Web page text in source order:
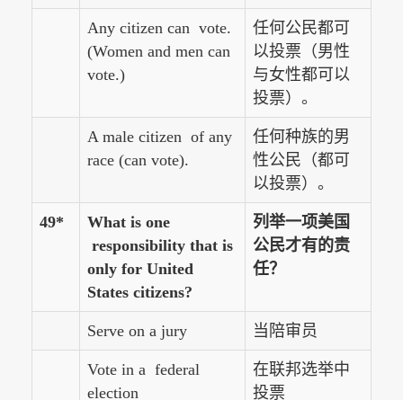
Any citizen can vote.
(Women and men can
vote.)
任何公民都可
以投票（男性
与女性都可以
投票）。
A male citizen of any
race (can vote).
任何种族的男
性公民（都可
以投票）。
49*
What is one
responsibility that is
only for United
States citizens?
列举一项美国
公民才有的责
任？
Serve on a jury 当陪审员
Vote in a federal
election
在联邦选举中
投票